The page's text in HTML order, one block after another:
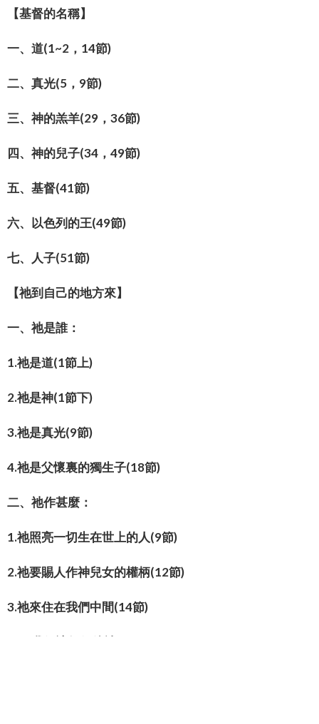
【基督的名稱】
一、道(1~2，14節)
二、真光(5，9節)
三、神的羔羊(29，36節)
四、神的兒子(34，49節)
五、基督(41節)
六、以色列的王(49節)
七、人子(51節)
【祂到自己的地方來】
一、祂是誰：
1.祂是道(1節上)
2.祂是神(1節下)
3.祂是真光(9節)
4.祂是父懷裏的獨生子(18節)
二、祂作甚麼：
1.祂照亮一切生在世上的人(9節)
2.祂要賜人作神兒女的權柄(12節)
3.祂來住在我們中間(14節)
三、我們該如何待祂：